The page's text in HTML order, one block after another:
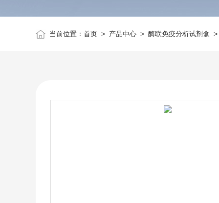
当前位置： 首页> 产品中心> 酶联免疫分析试剂盒